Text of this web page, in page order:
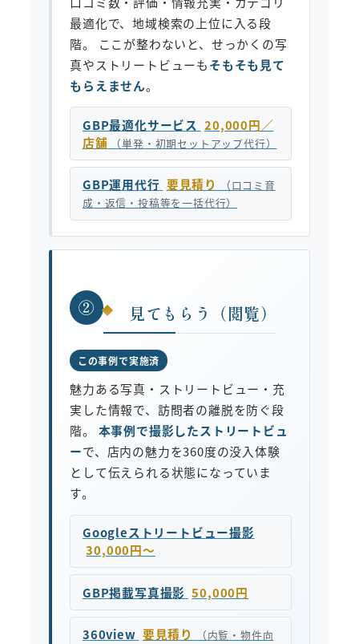
最適化で、地域検索の上位に入る段
階。 ここが整わないと、せっかくの写
真やストリートビューもそもそも見て
もらえません。
GBP最適化サービス 20,000円／
店舗
（単発・初期セットアップ代行）
GBP運用代行 要見積り
（口コミ育
成・返信・投稿等を一括代行）
② 見てもらう（閲覧）
この事例で実施済
魅力ある写真・ストリートビュー・充
実した情報で、訪問者の離脱を防ぐ段
階。 本事例で撮影したストリートビュ
ーで、店内の魅力を360度の没入体験
として伝えられる状態になっていま
す。
Googleストリートビュー撮影
30,000円〜
GBP掲載写真撮影 50,000円
360view 要見積り
（内覧・物件向